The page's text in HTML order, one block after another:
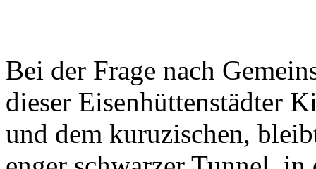
Bei der Frage nach
dieser Eisenhüttenstädter
und dem kuruzischen,